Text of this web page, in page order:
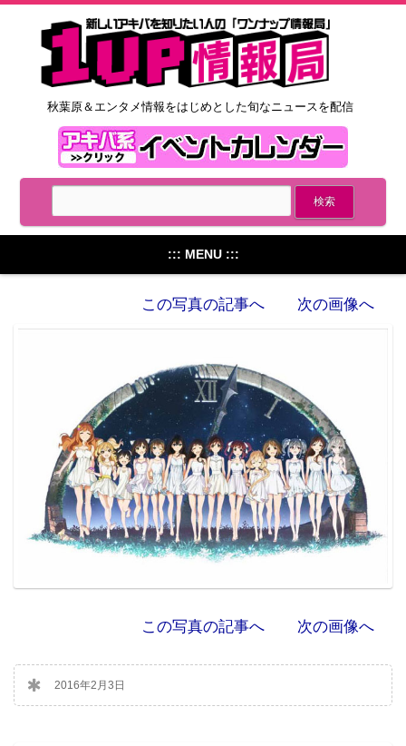
秋葉原＆エンタメ情報をはじめとした旬なニュースを配信
::: MENU :::
この写真の記事へ 次の画像へ
この写真の記事へ 次の画像へ
2016年2月3日